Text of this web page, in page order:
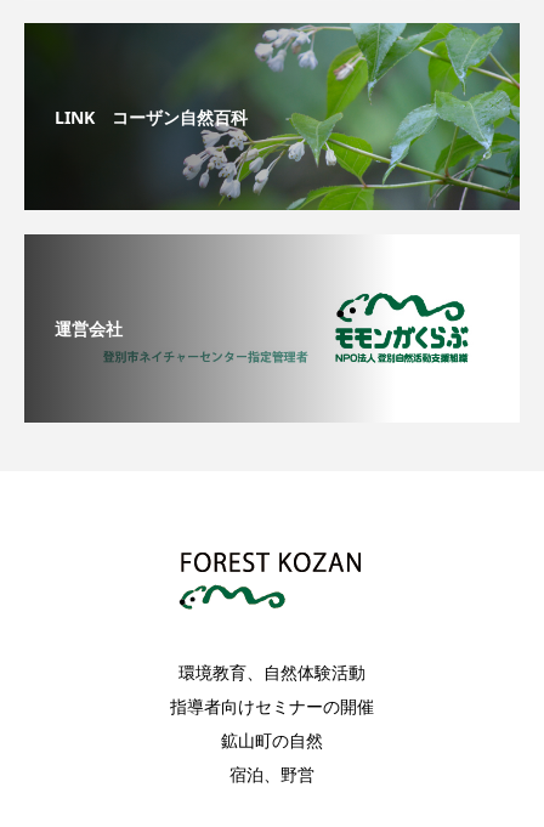
LINK コーザン自然百科
運営会社
環境教育、自然体験活動
指導者向けセミナーの開催
鉱山町の自然
宿泊、野営